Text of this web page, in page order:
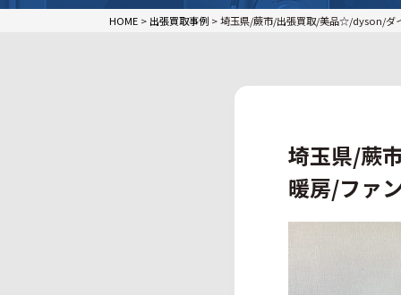
HOME > 出張買取事例 >埼玉県/蕨市/出張買取/美品☆/dyson/ダ
埼玉県/蕨
暖房/ファ